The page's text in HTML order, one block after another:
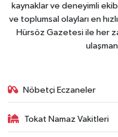
kaynaklar ve deneyimli
ve toplumsal olayları en
Hürsöz Gazetesi ile her
Nöbetçi Eczaneler
Tokat Namaz Vakitleri